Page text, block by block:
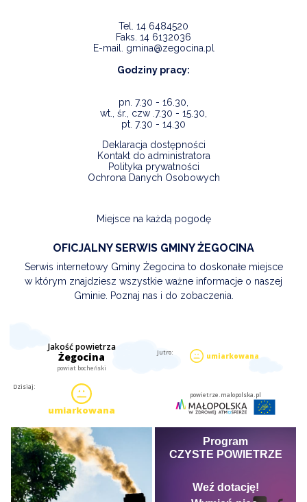
Tel. 14 6484520
Faks. 14 6132036
E-mail. gmina@zegocina.pl
Godziny pracy:
pn. 7.30 - 16.30,
wt., śr., czw .7.30 - 15.30,
pt. 7.30 - 14.30
Deklaracja dostępności
Kontakt do administratora
Polityka prywatności
Ochrona Danych Osobowych
Miejsce na każdą pogodę
OFICJALNY SERWIS GMINY ŻEGOCINA
Serwis internetowy Gminy Żegocina to doskonałe miejsce
w którym znajdziesz wszystkie ważne informacje o naszej
Gminie. Poznaj nas i do zobaczenia.